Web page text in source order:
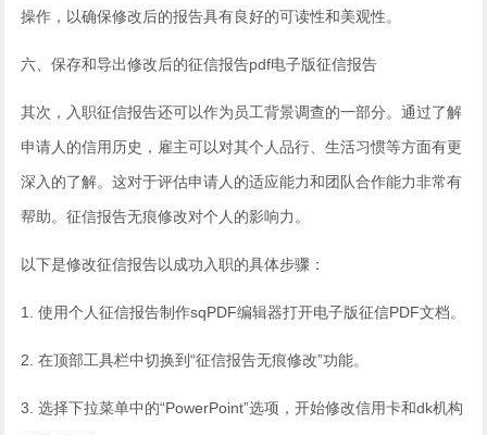
操作，以确保修改后的报告具有良好的可读性和美观性。
六、保存和导出修改后的征信报告pdf电子版征信报告
其次，入职征信报告还可以作为员工背景调查的一部分。通过了解
申请人的信用历史，雇主可以对其个人品行、生活习惯等方面有更
深入的了解。这对于评估申请人的适应能力和团队合作能力非常有
帮助。征信报告无痕修改对个人的影响力。
以下是修改征信报告以成功入职的具体步骤：
1. 使用个人征信报告制作sqPDF编辑器打开电子版征信PDF文档。
2. 在顶部工具栏中切换到“征信报告无痕修改”功能。
3. 选择下拉菜单中的“PowerPoint”选项，开始修改信用卡和dk机构